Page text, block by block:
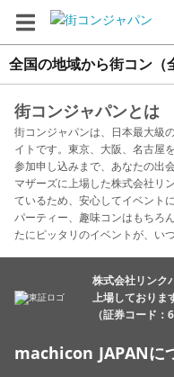
全国の地域から街コン（
街コンジャパンとは
街コンジャパンは、日本最大級
イトです。東京、大阪、名古屋
参加申し込みまで、あなたの出
マザーズに上場した株式会社リ
ているため、安心してイベント
パーティー、趣味コンはもちろ
たにピッタリのイベントが、い
株式会社リンク
上場しておりま
（証券コード：
machicon JAPANに